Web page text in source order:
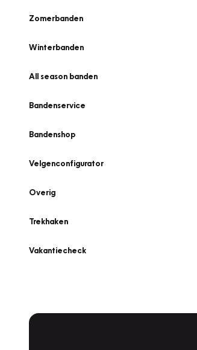
Zomerbanden
Winterbanden
All season banden
Bandenservice
Bandenshop
Velgenconfigurator
Overig
Trekhaken
Vakantiecheck